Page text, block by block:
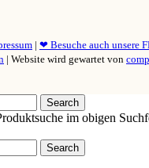
| ❤ Besuche auch unsere
| Website wird gewartet von
Search
im obigen
Search